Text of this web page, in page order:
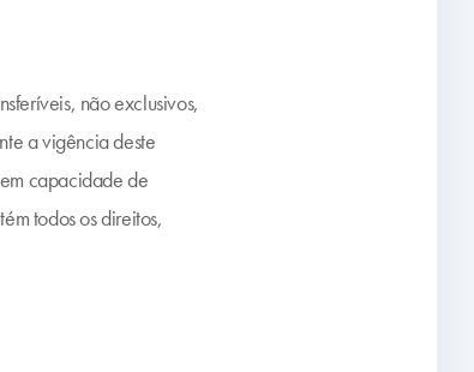
não exclusivos,
a vigência deste
capacidade de
todos os direitos,